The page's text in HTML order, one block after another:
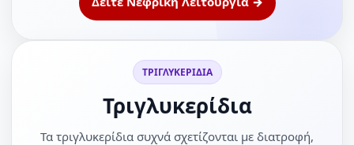
ΤΡΙΓΛΥΚΕΡΙΔΙΑ
Τριγλυκερίδια
Τα τριγλυκερίδια συχνά σχετίζονται με διατροφή,